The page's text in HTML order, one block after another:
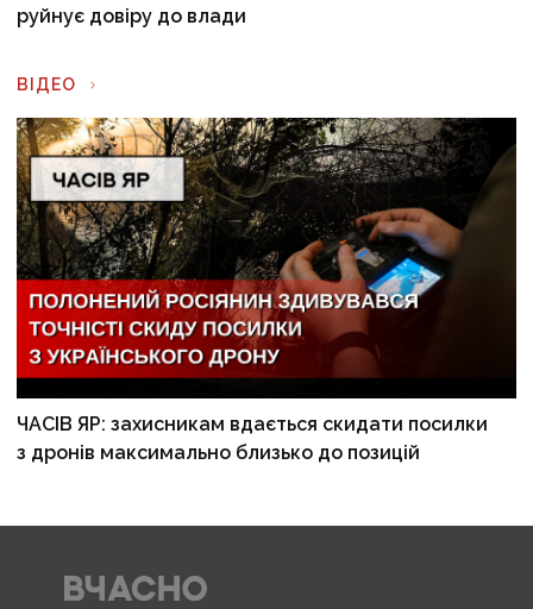
руйнує довіру до влади
ВІДЕО
ЧАСІВ ЯР: захисникам вдається скидати посилки
з дронів максимально близько до позицій